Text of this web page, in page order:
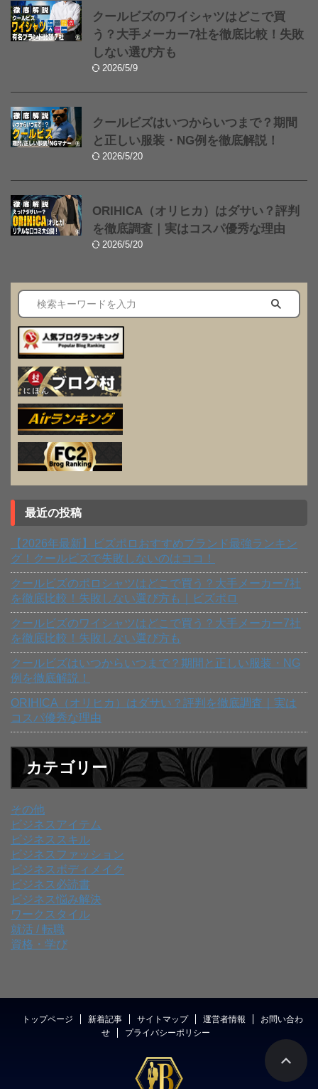
クールビズのワイシャツはどこで買
う？大手メーカー7社を徹底比較！失敗
しない選び方も
2026/5/9
クールビズはいつからいつまで？期間
と正しい服装・NG例を徹底解説！
2026/5/20
ORIHICA（オリヒカ）はダサい？評判
を徹底調査｜実はコスパ優秀な理由
2026/5/20
最近の投稿
【2026年最新】ビズポロおすすめブランド最強ランキン
グ！クールビズで失敗しないのはココ！
クールビズのポロシャツはどこで買う？大手メーカー7社
を徹底比較！失敗しない選び方も｜ビズポロ
クールビズのワイシャツはどこで買う？大手メーカー7社
を徹底比較！失敗しない選び方も
クールビズはいつからいつまで？期間と正しい服装・NG
例を徹底解説！
ORIHICA（オリヒカ）はダサい？評判を徹底調査｜実は
コスパ優秀な理由
カテゴリー
その他
ビジネスアイテム
ビジネススキル
ビジネスファッション
ビジネスボディメイク
ビジネス必読書
ビジネス悩み解決
ワークスタイル
就活 / 転職
資格・学び
トップページ 新着記事 サイトマップ 運営者情報
お問い合わ
せ
プライバシーポリシー